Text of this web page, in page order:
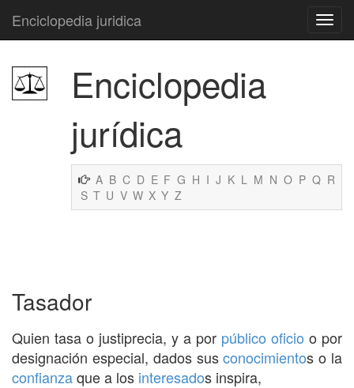
Enciclopedia juridica
Enciclopedia
jurídica
A B C D E F G H I J K L M N O P Q R
S T U V W X Y Z
Tasador
Quien tasa o justiprecia, y a por público oficio o por
designación especial, dados susconocimientos o la
confianzaque a los interesados inspira,